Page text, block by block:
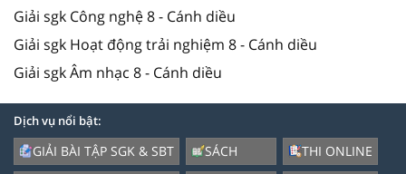
Giải sgk Công nghệ 8 - Cánh diều
Giải sgk Hoạt động trải nghiệm 8 - Cánh diều
Giải sgk Âm nhạc 8 - Cánh diều
Dịch vụ nổi bật:
GIẢI BÀI TẬP SGK & SBT
SÁCH
THI ONLINE